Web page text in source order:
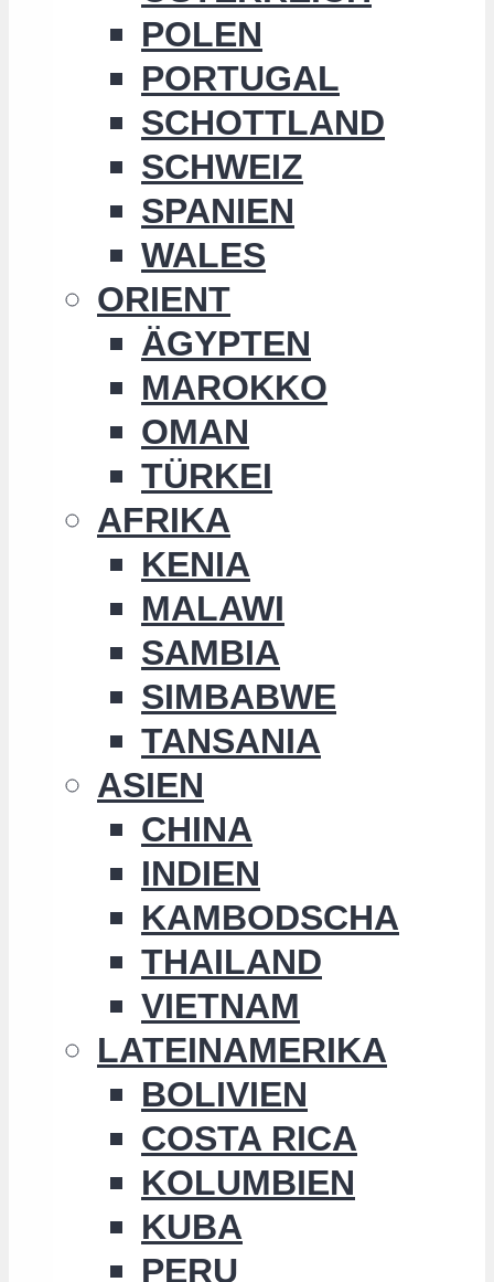
POLEN
PORTUGAL
SCHOTTLAND
SCHWEIZ
SPANIEN
WALES
ORIENT
ÄGYPTEN
MAROKKO
OMAN
TÜRKEI
AFRIKA
KENIA
MALAWI
SAMBIA
SIMBABWE
TANSANIA
ASIEN
CHINA
INDIEN
KAMBODSCHA
THAILAND
VIETNAM
LATEINAMERIKA
BOLIVIEN
COSTA RICA
KOLUMBIEN
KUBA
PERU